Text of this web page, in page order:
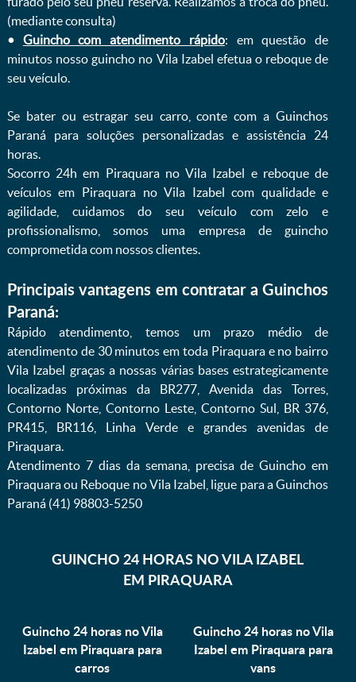
(mediante consulta)
• Guincho com atendimento rápido: em questão de
minutos nosso guincho no Vila Izabel efetua o reboque de
seu veículo.
Se bater ou estragar seu carro, conte com a Guinchos
Paraná para soluções personalizadas e assistência 24
horas.
Socorro 24h em Piraquara no Vila Izabel e reboque de
veículos em Piraquara no Vila Izabel com qualidade e
agilidade, cuidamos do seu veículo com zelo e
profissionalismo, somos uma empresa de guincho
comprometida com nossos clientes.
Principais vantagens em contratar a Guinchos
Paraná:
Rápido atendimento, temos um prazo médio de
atendimento de 30 minutos em toda Piraquara e no bairro
Vila Izabel graças a nossas várias bases estrategicamente
localizadas próximas da BR277, Avenida das Torres,
Contorno Norte, Contorno Leste, Contorno Sul, BR 376,
PR415, BR116, Linha Verde e grandes avenidas de
Piraquara.
Atendimento 7 dias da semana, precisa de Guincho em
Piraquara ou Reboque no Vila Izabel, ligue para a Guinchos
Paraná (41) 98803-5250
GUINCHO 24 HORAS NO VILA IZABEL
EM PIRAQUARA
Guincho 24 horas no Vila
Izabel em Piraquara para
carros
Guincho 24 horas no Vila
Izabel em Piraquara para
vans